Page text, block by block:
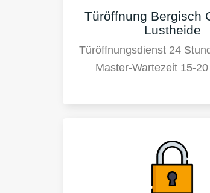
Türöffnung Bergisch
Lustheide
Türöffnungsdienst 24
Master-Wartezeit 15-